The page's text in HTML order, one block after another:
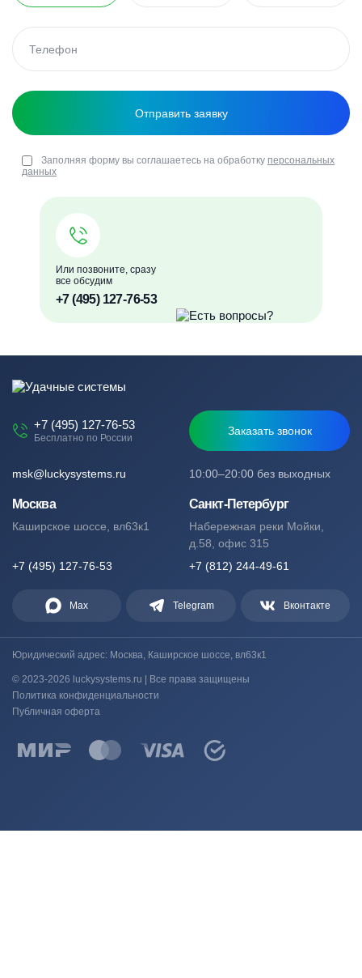
Или позвоните, сразу
все обсудим
+7 (495) 127-76-53
Заполняя форму вы соглашаетесь на обработку персональных
данных
+7 (495) 127-76-53
Бесплатно по России
Заказать звонок
10:00–20:00 без выходных
msk@luckysystems.ru
Москва
Каширское шоссе, вл63к1
+7 (495) 127-76-53
Санкт-Петербург
Набережная реки Мойки,
д.58, офис 315
+7 (812) 244-49-61
Max Telegram Вконтакте
Юридический адрес: Москва, Каширское шоссе, вл63к1
© 2023-2026 luckysystems.ru | Все права защищены
Политика конфиденциальности
Публичная оферта